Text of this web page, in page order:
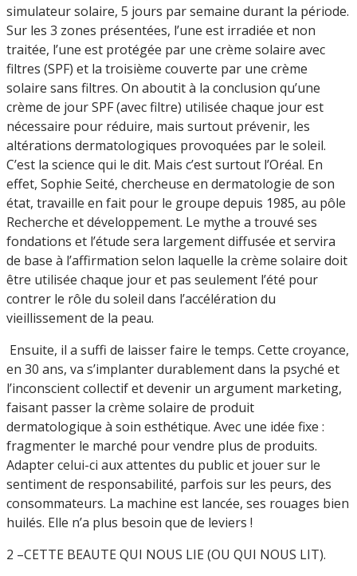
simulateur solaire, 5 jours par semaine durant la période.
Sur les 3 zones présentées, l’une est irradiée et non
traitée, l’une est protégée par une crème solaire avec
filtres (SPF) et la troisième couverte par une crème
solaire sans filtres. On aboutit à la conclusion qu’une
crème de jour SPF (avec filtre) utilisée chaque jour est
nécessaire pour réduire, mais surtout prévenir, les
altérations dermatologiques provoquées par le soleil.
C’est la science qui le dit. Mais c’est surtout l’Oréal. En
effet, Sophie Seité, chercheuse en dermatologie de son
état, travaille en fait pour le groupe depuis 1985, au pôle
Recherche et développement. Le mythe a trouvé ses
fondations et l’étude sera largement diffusée et servira
de base à l’affirmation selon laquelle la crème solaire doit
être utilisée chaque jour et pas seulement l’été pour
contrer le rôle du soleil dans l’accélération du
vieillissement de la peau.
Ensuite, il a suffi de laisser faire le temps. Cette croyance,
en 30 ans, va s’implanter durablement dans la psyché et
l’inconscient collectif et devenir un argument marketing,
faisant passer la crème solaire de produit
dermatologique à soin esthétique. Avec une idée fixe :
fragmenter le marché pour vendre plus de produits.
Adapter celui-ci aux attentes du public et jouer sur le
sentiment de responsabilité, parfois sur les peurs, des
consommateurs. La machine est lancée, ses rouages bien
huilés. Elle n’a plus besoin que de leviers !
2 –CETTE BEAUTE QUI NOUS LIE (OU QUI NOUS LIT).